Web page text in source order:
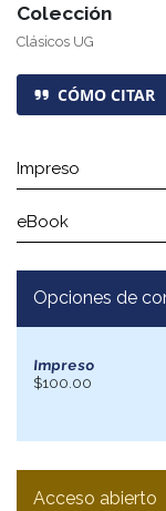
Colección
Clásicos UG
CÓMO CITAR
Impreso
eBook
Opciones de
Impreso
$100.00
Acceso abierto